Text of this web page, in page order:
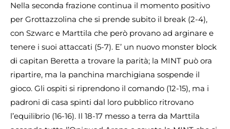
Nella seconda frazione continua il momento positivo
per Grottazzolina che si prende subito il break (2-4),
con Szwarc e Marttila che però provano ad arginare e
tenere i suoi attaccati (5-7). E’ un nuovo monster block
di capitan Beretta a trovare la parità; la MINT può ora
ripartire, ma la panchina marchigiana sospende il
gioco. Gli ospiti si riprendono il comando (12-15), ma i
padroni di casa spinti dal loro pubblico ritrovano
l’equilibrio (16-16). Il 18-17 messo a terra da Marttila